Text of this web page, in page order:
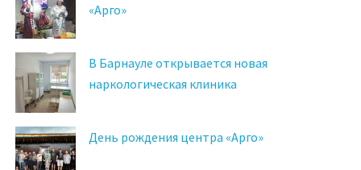
«Арго»
В Барнауле открывается новая
наркологическая клиника
День рождения центра «Арго»